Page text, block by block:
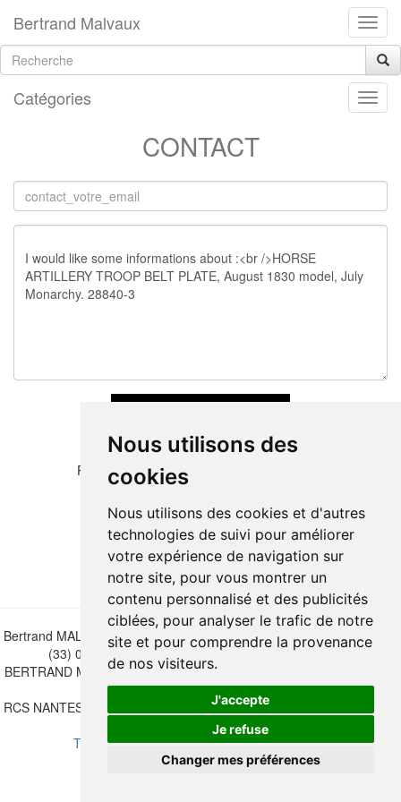
Nous utilisons des
cookies
Nous utilisons des cookies et d'autres
technologies de suivi pour améliorer
votre expérience de navigation sur
notre site, pour vous montrer un
contenu personnalisé et des publicités
ciblées, pour analyser le trafic de notre
site et pour comprendre la provenance
de nos visiteurs.
J'accepte
Je refuse
Changer mes préférences
Bertrand Malvaux
Catégories
CONTACT
Please copy the letters and numbers below:
Bertrand MALVAUX - 22 rue Crébillon, 44000 Nantes - FRANCE - Tél.
(33) 02 40 733 600 — bertrand.malvaux@wanadoo.fr
BERTRAND MALVAUX - ÉDITIONS DU CANONNIER SARL au capital
de 47.000 EUROS
RCS NANTES B 442 295 077 - N° INTRACOMMUNAUTAIRE CEE FR
30 442 295 077
Terms of sales-Update cookies preferences